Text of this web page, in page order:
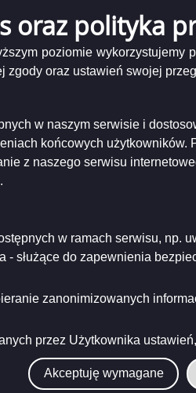
oraz polityka
poziomie
zgody oraz ustawień swojej
w naszym serwisie i
końcowych
z naszego serwisu
w ramach serwisu, np.
- służące do zapewnienia
zanonimizowanych
przez Użytkownika
Akceptuję wymagane
cz.1
XXVI
Rady
Miejskiej
cz.2
XXVI
Sesja
Rady
na XXVI sesję Rady Miejskiej w Suwałkach cz.3
Urząd Miejski w Suwałkach
Marcin Szypulski
Szypulski
2020-11-06